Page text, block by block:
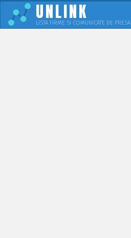
UNLINK
LISTA FIRME SI COMUNICATE DE PRESA